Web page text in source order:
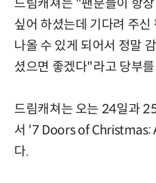
드림캐쳐는 "팬분들이 항
싶어 하셨는데 기다려 주신
나올 수 있게 되어서 정말
셨으면 좋겠다"라고 당부
드림캐쳐는 오는 24일과
서 '7 Doors of Christmas:
다.